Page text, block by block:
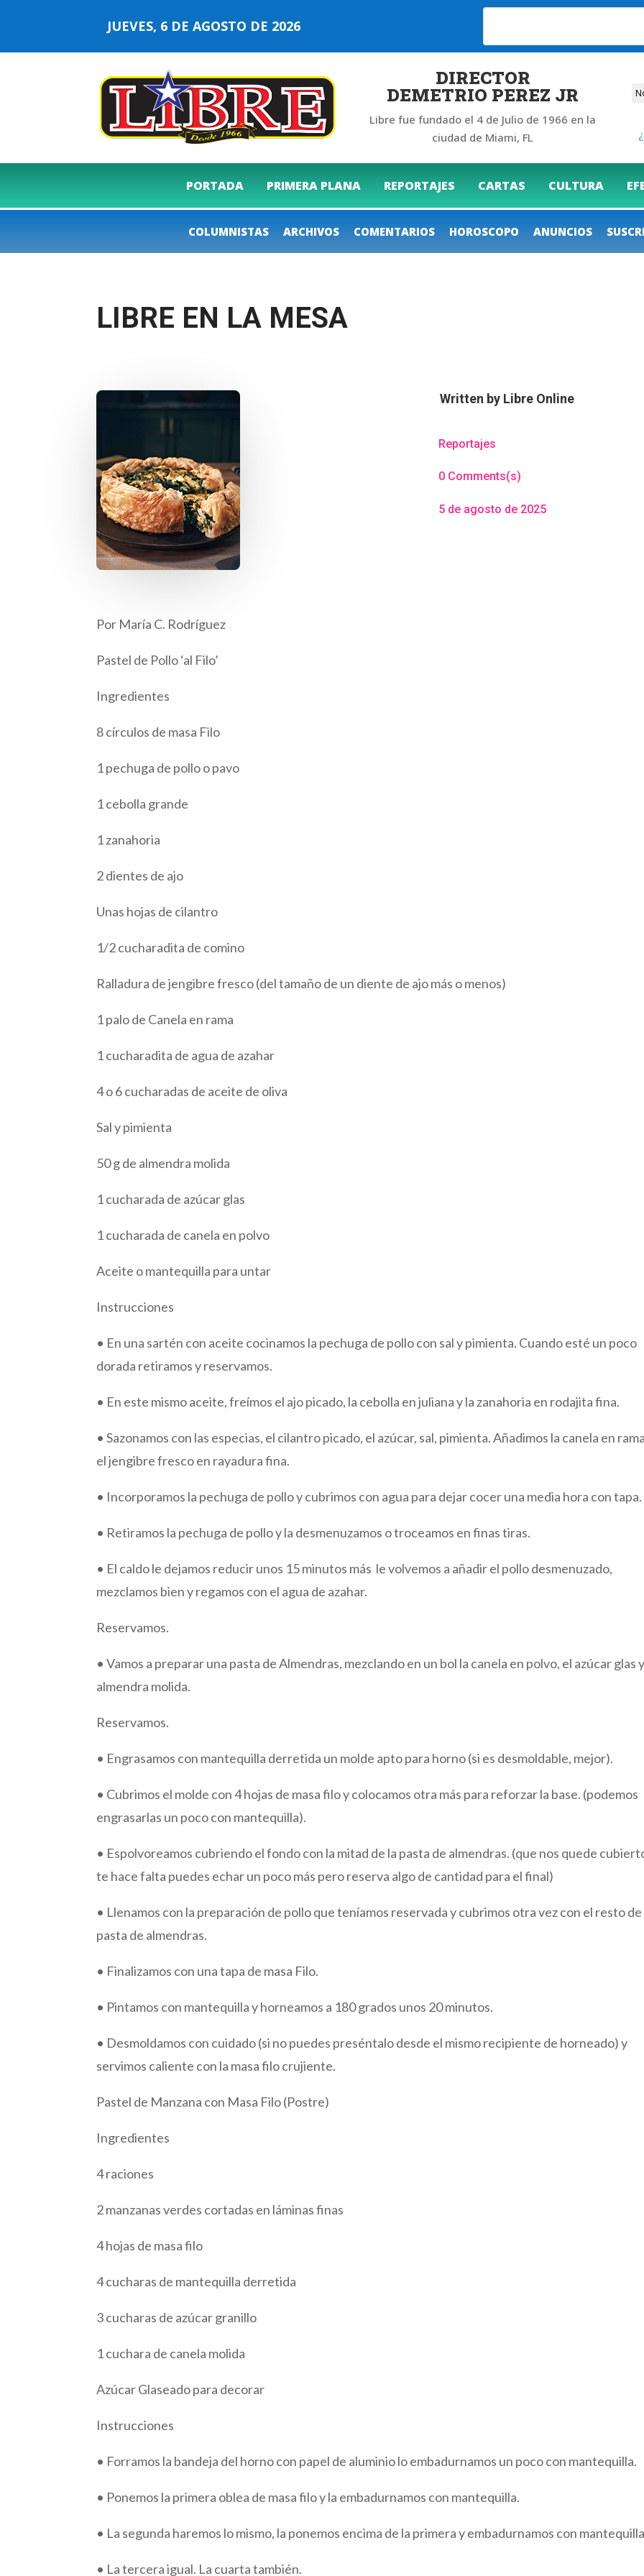
JUEVES, 6 DE AGOSTO DE 2026
DIRECTOR
DEMETRIO PEREZ JR
Libre fue fundado el 4 de Julio de 1966 en la
ciudad de Miami, FL
PORTADA PRIMERA PLANA REPORTAJES CARTAS CULTURA
COLUMNISTAS ARCHIVOS COMENTARIOS HOROSCOPO ANUNCIOS
LIBRE EN LA MESA
Written by Libre Online
Reportajes
0 Comments(s)
5 de agosto de 2025
Por María C. Rodríguez
Pastel de Pollo ‘al Filo’
Ingredientes
8 círculos de masa Filo
1 pechuga de pollo o pavo
1 cebolla grande
1 zanahoria
2 dientes de ajo
Unas hojas de cilantro
1/2 cucharadita de comino
Ralladura de jengibre fresco (del tamaño de un diente de ajo más o menos)
1 palo de Canela en rama
1 cucharadita de agua de azahar
4 o 6 cucharadas de aceite de oliva
Sal y pimienta
50 g de almendra molida
1 cucharada de azúcar glas
1 cucharada de canela en polvo
Aceite o mantequilla para untar
Instrucciones
• En una sartén con aceite cocinamos la pechuga de pollo con sal y pimienta. Cuando esté un poco
dorada retiramos y reservamos.
• En este mismo aceite, freímos el ajo picado, la cebolla en juliana y la zanahoria en rodajita fina.
• Sazonamos con las especias, el cilantro picado, el azúcar, sal, pimienta. Añadimos la canela en
el jengibre fresco en rayadura fina.
• Incorporamos la pechuga de pollo y cubrimos con agua para dejar cocer una media hora con tapa.
• Retiramos la pechuga de pollo y la desmenuzamos o troceamos en finas tiras.
• El caldo le dejamos reducir unos 15 minutos más le volvemos a añadir el pollo desmenuzado,
mezclamos bien y regamos con el agua de azahar.
Reservamos.
• Vamos a preparar una pasta de Almendras, mezclando en un bol la canela en polvo, el azúcar glas
almendra molida.
Reservamos.
• Engrasamos con mantequilla derretida un molde apto para horno (si es desmoldable, mejor).
• Cubrimos el molde con 4 hojas de masa filo y colocamos otra más para reforzar la base. (podemos
engrasarlas un poco con mantequilla).
• Espolvoreamos cubriendo el fondo con la mitad de la pasta de almendras. (que nos quede
te hace falta puedes echar un poco más pero reserva algo de cantidad para el final)
• Llenamos con la preparación de pollo que teníamos reservada y cubrimos otra vez con el resto de
pasta de almendras.
• Finalizamos con una tapa de masa Filo.
• Pintamos con mantequilla y horneamos a 180 grados unos 20 minutos.
• Desmoldamos con cuidado (si no puedes preséntalo desde el mismo recipiente de horneado) y
servimos caliente con la masa filo crujiente.
Pastel de Manzana con Masa Filo (Postre)
Ingredientes
4 raciones
2 manzanas verdes cortadas en láminas finas
4 hojas de masa filo
4 cucharas de mantequilla derretida
3 cucharas de azúcar granillo
1 cuchara de canela molida
Azúcar Glaseado para decorar
Instrucciones
• Forramos la bandeja del horno con papel de aluminio lo embadurnamos un poco con mantequilla.
• Ponemos la primera oblea de masa filo y la embadurnamos con mantequilla.
• La segunda haremos lo mismo, la ponemos encima de la primera y embadurnamos con
• La tercera igual. La cuarta también.